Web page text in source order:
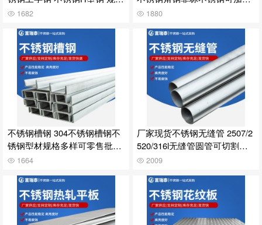
多样1682
批发1880
不锈钢槽钢 304不锈钢槽钢不
锈钢型材规格多样可零售批发
欢迎电询
1664
厂家现货不锈钢无缝管 2507/2
520/316l无缝管圆管可切割加
工批发
2009